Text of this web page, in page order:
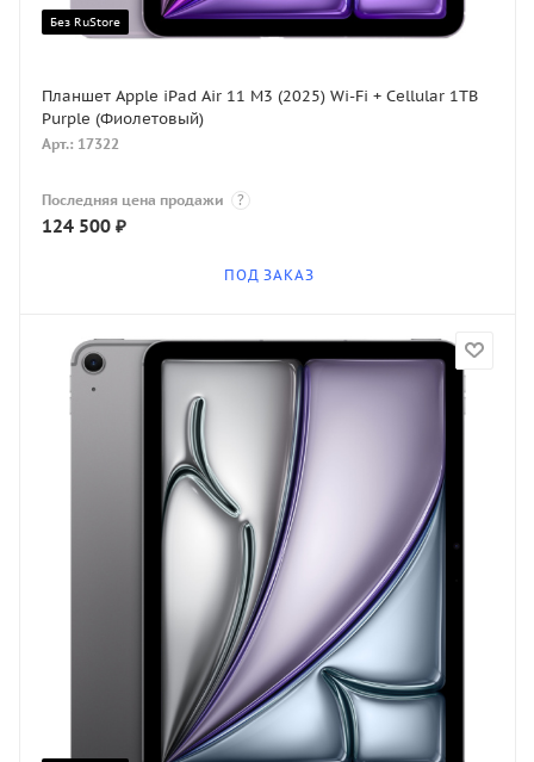
Без RuStore
Планшет Apple iPad Air 11 M3 (2025) Wi-Fi + Cellular 1TB
Purple (Фиолетовый)
Арт.: 17322
Последняя цена продажи ?
124 500 ₽
ПОД ЗАКАЗ